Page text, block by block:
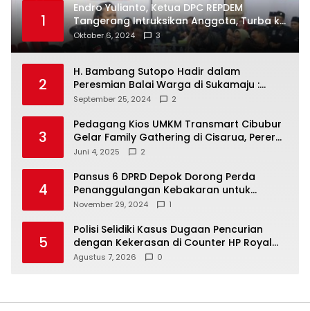
1
Endro Yulianto, Ketua DPC REPDEM
Tangerang Intruksikan Anggota, Turba ke
Masyarakat Dan Jalani Apa Yang di
Putuskan RAKERCABSUS
Oktober 6, 2024 3
2
H. Bambang Sutopo Hadir dalam
Peresmian Balai Warga di Sukamaju :
Wadah Baru untuk Kolaborasi dan
September 25, 2024 2
3
Pedagang Kios UMKM Transmart Cibubur
Gelar Family Gathering di Cisarua, Pererat
Silaturahmi dan Kekompakan
Juni 4, 2025 2
4
Pansus 6 DPRD Depok Dorong Perda
Penanggulangan Kebakaran untuk
Keselamatan Warga
November 29, 2024 1
5
Polisi Selidiki Kasus Dugaan Pencurian
dengan Kekerasan di Counter HP Royal
Phone Ambarawa.
Agustus 7, 2026 0